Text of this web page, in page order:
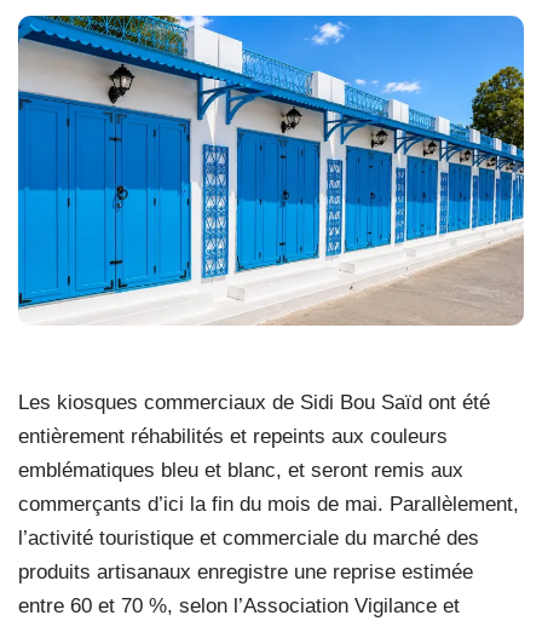
Les kiosques commerciaux de Sidi Bou Saïd ont été
entièrement réhabilités et repeints aux couleurs
emblématiques bleu et blanc, et seront remis aux
commerçants d’ici la fin du mois de mai. Parallèlement,
l’activité touristique et commerciale du marché des
produits artisanaux enregistre une reprise estimée
entre 60 et 70 %, selon l’Association Vigilance et